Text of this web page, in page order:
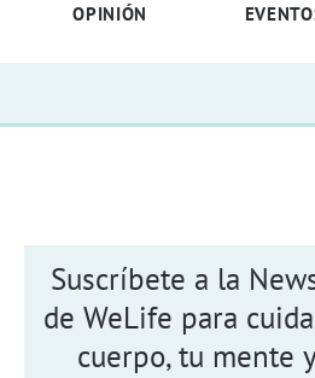
OPINIÓN
Suscríbete a la
de WeLife para
cuerpo, tu mente